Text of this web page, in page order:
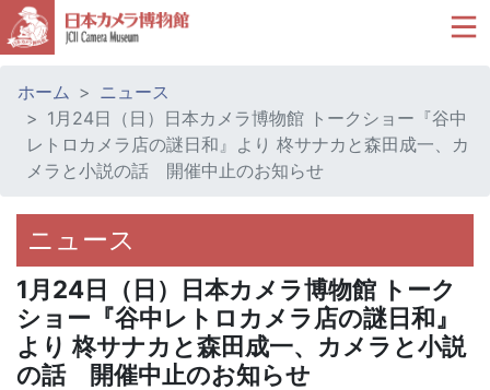
ホーム
ニュース
1月24日（日）日本カメラ博物館 トークショー『谷中
レトロカメラ店の謎日和』より 柊サナカと森田成一、カ
メラと小説の話 開催中止のお知らせ
ニュース
1月24日（日）日本カメラ博物館 トーク
ショー『谷中レトロカメラ店の謎日和』
より 柊サナカと森田成一、カメラと小説
の話 開催中止のお知らせ